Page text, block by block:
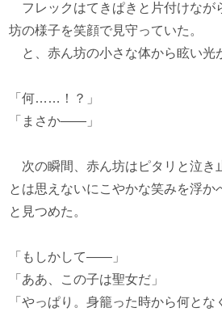
フレックはてきぱきと片付けなが
坊の様子を笑顔で見守っていた。
と、赤ん坊の小さな体から眩い光
「何……！？」
「まさか――」
次の瞬間、赤ん坊はピタリと泣き
とは思えないにこやかな笑みを浮か
と見つめた。
「もしかして――」
「ああ、この子は聖女だ」
「やっぱり。身籠った時から何と